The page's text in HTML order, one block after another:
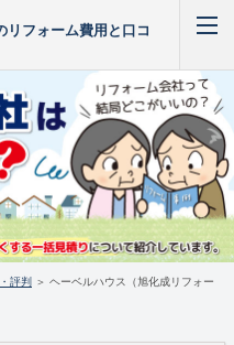
リフォーム費用と口コ
評判 ＞ ヘーベルハウス（旭化成リフォー